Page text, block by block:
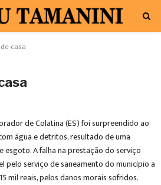
casa
de Colatina (ES) foi surpreendido ao
água e detritos, resultado de uma
A falha na prestação do serviço
pelo serviço de saneamento do município a
mil reais, pelos danos morais sofridos.